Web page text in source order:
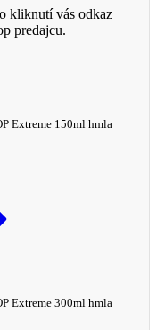
kliknutí vás odkaz
predajcu.
Extreme 150ml hmla
Extreme 300ml hmla